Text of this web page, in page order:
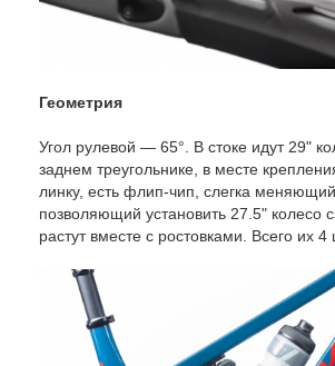
Геометрия
Угол рулевой — 65°. В стоке идут 29"
заднем треугольнике, в месте
линку, есть флип-чип, слегка
позволяющий установить 27.5" колесо
растут вместе с ростовками. Всего их 4